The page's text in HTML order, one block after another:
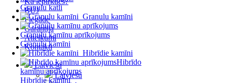
BUJ
Piegāde
Garantija
Atteikumi
Kontakti
Latviešu
Latviešu
Granulu katli
Granulu kamīni
Granulu kamīnu aprīkojums
Granulu kamīni
Hibrīdie kamīni
Hibrīdo
kamīnu aprīkojums
Hibrīdie kamīni